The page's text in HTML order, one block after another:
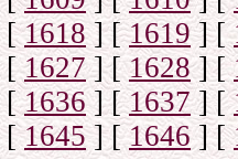
[1618] [1619] [
[1627] [1628] [
[1636 ] [1637] [
[1645] [1646] [